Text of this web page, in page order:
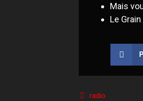
Mais
Le
radio